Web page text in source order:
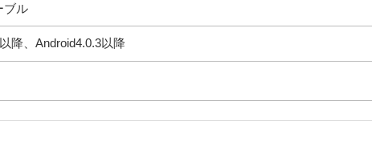
ブル
降、Android4.0.3以降